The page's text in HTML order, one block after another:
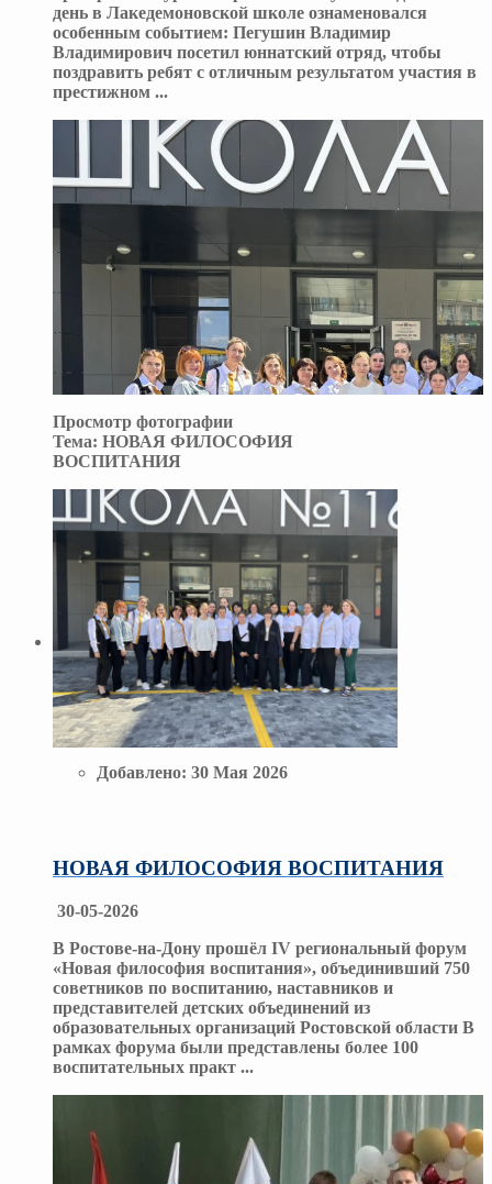
день в Лакедемоновской школе ознаменовался
особенным событием: Пегушин Владимир
Владимирович посетил юннатский отряд, чтобы
поздравить ребят с отличным результатом участия в
престижном ...
Просмотр фотографии
Тема: НОВАЯ ФИЛОСОФИЯ
ВОСПИТАНИЯ
Добавлено: 30 Мая 2026
НОВАЯ ФИЛОСОФИЯ ВОСПИТАНИЯ
30-05-2026
В Ростове-на-Дону прошёл IV региональный форум
«Новая философия воспитания», объединивший 750
советников по воспитанию, наставников и
представителей детских объединений из
образовательных организаций Ростовской области В
рамках форума были представлены более 100
воспитательных практ ...